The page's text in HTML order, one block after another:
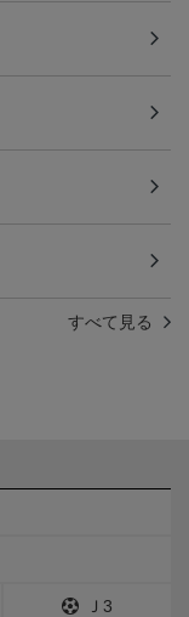
すべて見る
Ｊ3